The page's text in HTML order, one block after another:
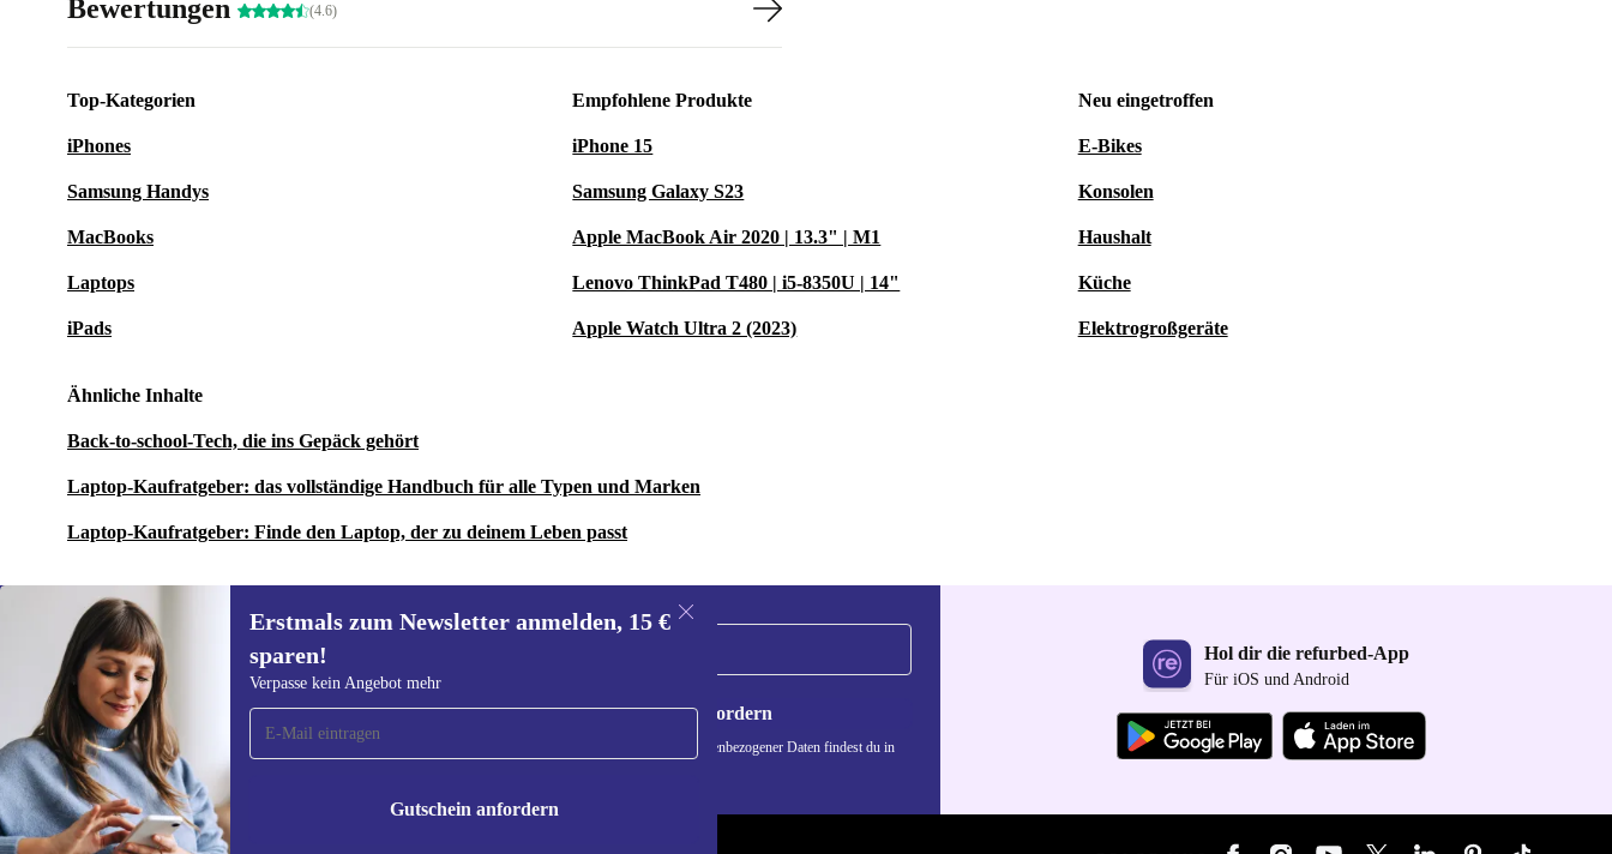
Bewertungen (4.6)
Top-Kategorien
iPhones
Samsung Handys
MacBooks
Laptops
iPads
Empfohlene Produkte
iPhone 15
Samsung Galaxy S23
Apple MacBook Air 2020 | 13.3" | M1
Lenovo ThinkPad T480 | i5-8350U | 14"
Apple Watch Ultra 2 (2023)
Neu eingetroffen
E-Bikes
Konsolen
Haushalt
Küche
Elektrogroßgeräte
Ähnliche Inhalte
Back-to-school-Tech, die ins Gepäck gehört
Laptop-Kaufratgeber: das vollständige Handbuch für alle Typen und Marken
Laptop-Kaufratgeber: Finde den Laptop, der zu deinem Leben passt
Erstmals zum Newsletter anmelden, 15 €
sparen!
Verpasse kein Angebot mehr
Gutschein anfordern
Erstmals zum Newsletter
anmelden, 15 € sparen!
Verpasse kein Angebot mehr.
Gutschein anfordern
Informationen über die Verwendung personenbezogener Daten findest du in
Hol dir die refurbed-App
Für iOS und Android